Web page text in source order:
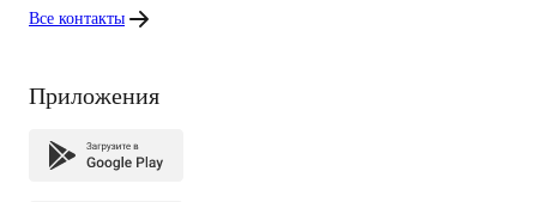
Все контакты
Приложения